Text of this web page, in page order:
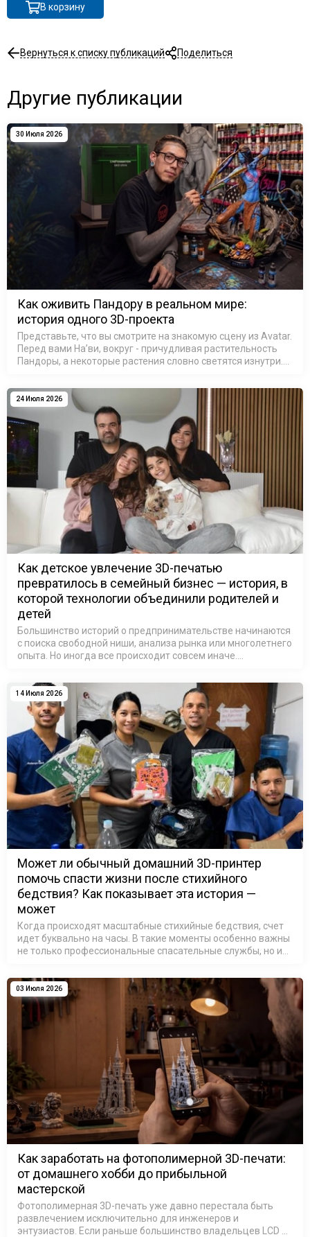
В корзину
Вернуться к списку публикаций Поделиться
Другие публикации
30 Июля 2026
Как оживить Пандору в реальном мире:
история одного 3D-проекта
Представьте, что вы смотрите на знакомую сцену из Avatar.
Перед вами На’ви, вокруг - причудливая растительность
Пандоры, а некоторые растения словно светятся изнутри.
резул…
24 Июля 2026
Как детское увлечение 3D-печатью
превратилось в семейный бизнес — история, в
которой технологии объединили родителей и
детей
Большинство историй о предпринимательстве начинаются
с поиска свободной ниши, анализа рынка или многолетнего
опыта. Но иногда все происходит совсем иначе.
домой после школы, чтобы …
14 Июля 2026
Может ли обычный домашний 3D-принтер
помочь спасти жизни после стихийного
бедствия? Как показывает эта история —
может
Когда происходят масштабные стихийные бедствия, счет
идет буквально на часы. В такие моменты особенно важны
не только профессиональные спасательные службы, но и
ради помощи другим.…
03 Июля 2026
Как заработать на фотополимерной 3D-печати:
от домашнего хобби до прибыльной
мастерской
Фотополимерная 3D-печать уже давно перестала быть
развлечением исключительно для инженеров и
энтузиастов. Если раньше большинство владельцев LCD и